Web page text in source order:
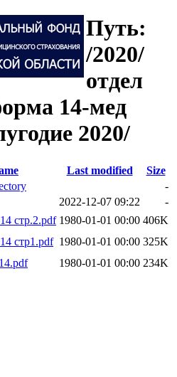
Путь:
/2020/
отдел
14-мед
2020/
Last modified
Size
-
2022-12-07 09:22
-
стр.2.pdf 1980-01-01 00:00 406K
стр1.pdf 1980-01-01 00:00 325K
1980-01-01 00:00 234K